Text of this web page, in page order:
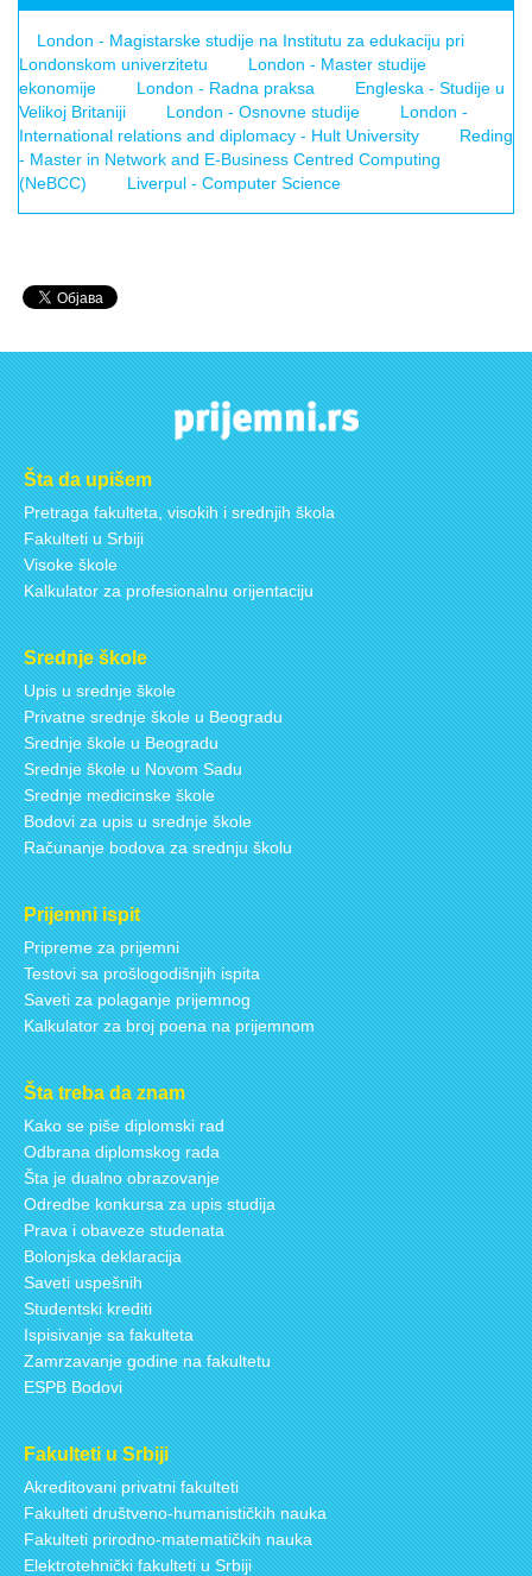
London - Magistarske studije na Institutu za edukaciju pri
Londonskom univerzitetu
London - Master studije
ekonomije
London - Radna praksa
Engleska - Studije u
Velikoj Britaniji
London - Osnovne studije
London -
International relations and diplomacy - Hult University
Reding
- Master in Network and E-Business Centred Computing
(NeBCC)
Liverpul - Computer Science
Šta da upišem
Pretraga fakulteta, visokih i srednjih škola
Fakulteti u Srbiji
Visoke škole
Kalkulator za profesionalnu orijentaciju
Srednje škole
Upis u srednje škole
Privatne srednje škole u Beogradu
Srednje škole u Beogradu
Srednje škole u Novom Sadu
Srednje medicinske škole
Bodovi za upis u srednje škole
Računanje bodova za srednju školu
Prijemni ispit
Pripreme za prijemni
Testovi sa prošlogodišnjih ispita
Saveti za polaganje prijemnog
Kalkulator za broj poena na prijemnom
Šta treba da znam
Kako se piše diplomski rad
Odbrana diplomskog rada
Šta je dualno obrazovanje
Odredbe konkursa za upis studija
Prava i obaveze studenata
Bolonjska deklaracija
Saveti uspešnih
Studentski krediti
Ispisivanje sa fakulteta
Zamrzavanje godine na fakultetu
ESPB Bodovi
Fakulteti u Srbiji
Akreditovani privatni fakulteti
Fakulteti društveno-humanističkih nauka
Fakulteti prirodno-matematičkih nauka
Elektrotehnički fakulteti u Srbiji